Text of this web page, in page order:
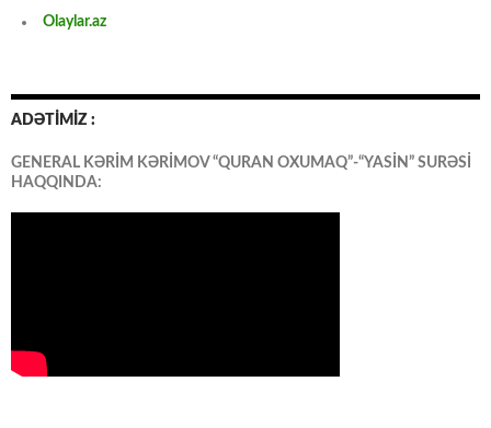
Olaylar.az
ADƏTİMİZ :
GENERAL KƏRİM KƏRİMOV “QURAN OXUMAQ”-“YASİN” SURƏSİ
HAQQINDA: